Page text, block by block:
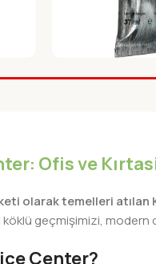
37ml KADMIUM
Ofis ve
olarak temelleri atılan
geçmişimizi,
Center?